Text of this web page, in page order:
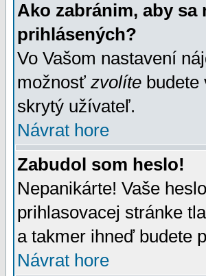
Ako zabránim, aby
prihlásených?
Vo Vašom nastavení
možnosť zvolíte
skrytý užívateľ.
Návrat hore
Zabudol som heslo!
Nepanikárte! Vaše
prihlasovacej stránke
a takmer ihneď budete
Návrat hore